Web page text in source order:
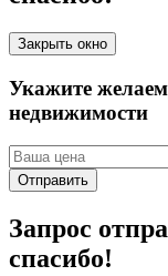
Закрыть окно
Укажите
недвижимости
Отправить
Запрос
спасибо!